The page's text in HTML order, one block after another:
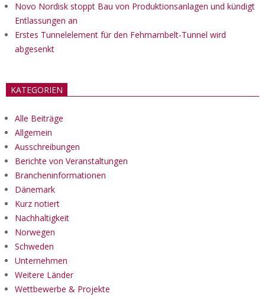
Novo Nordisk stoppt Bau von Produktionsanlagen und kündigt
Entlassungen an
Erstes Tunnelelement für den Fehmarnbelt-Tunnel wird
abgesenkt
KATEGORIEN
Alle Beiträge
Allgemein
Ausschreibungen
Berichte von Veranstaltungen
Brancheninformationen
Dänemark
Kurz notiert
Nachhaltigkeit
Norwegen
Schweden
Unternehmen
Weitere Länder
Wettbewerbe & Projekte